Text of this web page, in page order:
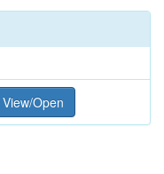
View/Open